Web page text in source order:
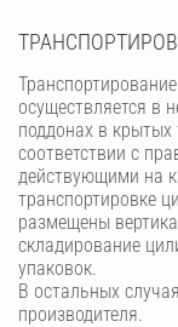
осуществляется в
поддонах в крытых
соответствии с
действующими на
транспортировке
размещены
складирование
упаковок.
В остальных
производителя.